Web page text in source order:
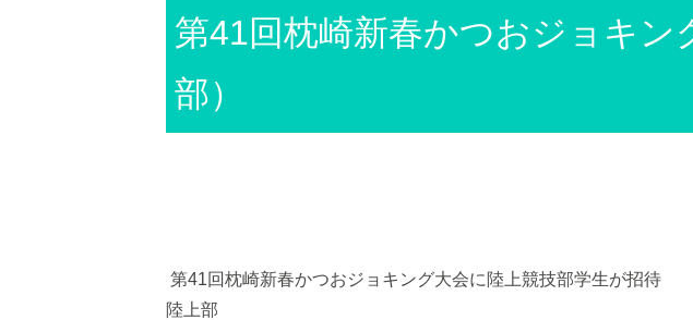
第41回枕崎新春かつおジョキン
部）
第41回枕崎新春かつおジョキング大会に陸上競技部学生が招待
陸上部